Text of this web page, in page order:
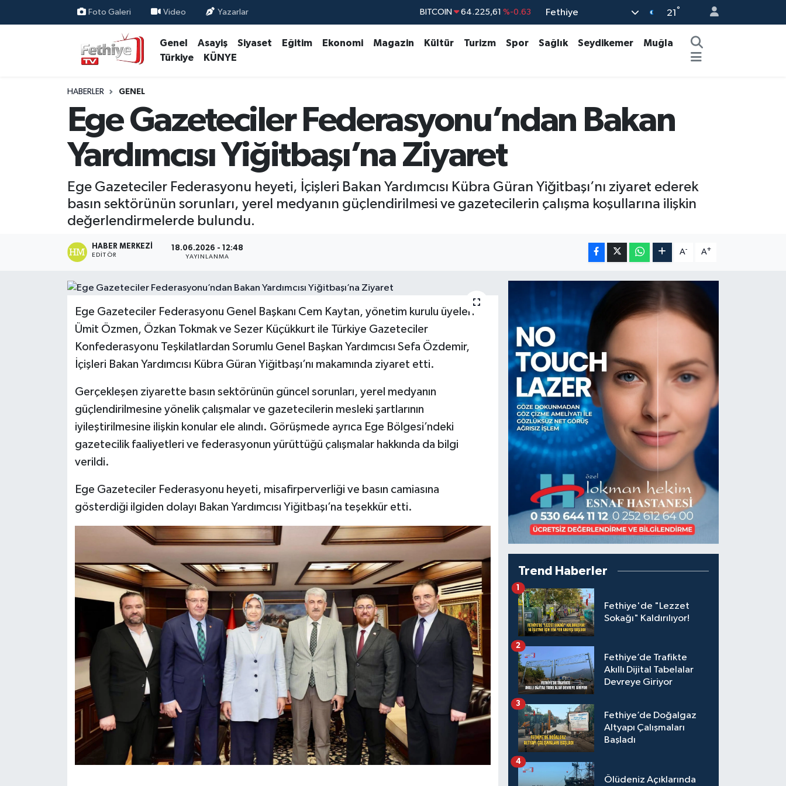
Foto Galeri Video Yazarlar
DOLAR 47,7143 %0.16
EURO 55,0317 %-0.02
13.799
Fethiye 21 °
Genel Asayiş Siyaset Eğitim Ekonomi Magazin Kültür Turizm Spor Sağlık Seydikemer
Muğla
Türkiye
KÜNYE
HABERLER GENEL
Ege Gazeteciler Federasyonu’ndan Bakan
Yardımcısı Yiğitbaşı’na Ziyaret
Ege Gazeteciler Federasyonu heyeti, İçişleri Bakan Yardımcısı Kübra Güran Yiğitbaşı’nı ziyaret ederek
basın sektörünün sorunları, yerel medyanın güçlendirilmesi ve gazetecilerin çalışma koşullarına ilişkin
değerlendirmelerde bulundu.
HABER MERKEZI
EDITÖR
18.06.2026 - 12:48
YAYINLANMA
A- A+
Ege Gazeteciler Federasyonu Genel Başkanı Cem Kaytan, yönetim kurulu üyeleri
Ümit Özmen, Özkan Tokmak ve Sezer Küçükkurt ile Türkiye Gazeteciler
Konfederasyonu Teşkilatlardan Sorumlu Genel Başkan Yardımcısı Sefa Özdemir,
İçişleri Bakan Yardımcısı Kübra Güran Yiğitbaşı’nı makamında ziyaret etti.
Gerçekleşen ziyarette basın sektörünün güncel sorunları, yerel medyanın
güçlendirilmesine yönelik çalışmalar ve gazetecilerin mesleki şartlarının
iyileştirilmesine ilişkin konular ele alındı. Görüşmede ayrıca Ege Bölgesi’ndeki
gazetecilik faaliyetleri ve federasyonun yürüttüğü çalışmalar hakkında da bilgi
verildi.
Ege Gazeteciler Federasyonu heyeti, misafirperverliği ve basın camiasına
gösterdiği ilgiden dolayı Bakan Yardımcısı Yiğitbaşı’na teşekkür etti.
Trend Haberler
Fethiye'de "Lezzet
Sokağı" Kaldırılıyor!
1
Fethiye’de Trafikte
Akıllı Dijital Tabelalar
Devreye Giriyor
2
Fethiye’de Doğalgaz
Altyapı Çalışmaları
Başladı
3
Ölüdeniz Açıklarında
4
Magazin
Muğla Nöbetçi Eczaneler
Muğla Trafik Yoğunluk Haritası
Süper Lig Puan Durumu ve Fikstür
Tüm Manşetler
Son Dakika Haberleri
Haber Arşivi